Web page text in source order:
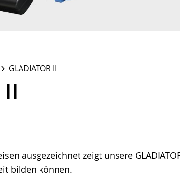
GLADIATOR II
ausgezeichnet zeigt unsere
bilden können.